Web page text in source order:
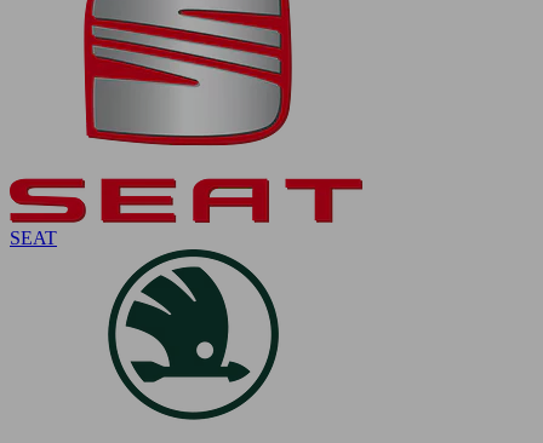
SEAT